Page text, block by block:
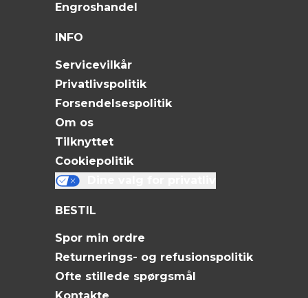
Engroshandel
INFO
Servicevilkår
Privatlivspolitik
Forsendelsespolitik
Om os
Tilknyttet
Cookiepolitik
BESTIL
Spor min ordre
Returnerings- og refusionspolitik
Ofte stillede spørgsmål